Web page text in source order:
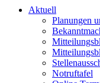
Aktuell
Planungen
Notruftafel